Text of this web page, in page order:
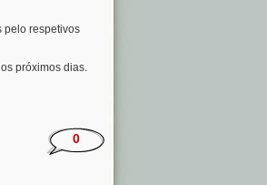
pelo respetivos
próximos dias.
0